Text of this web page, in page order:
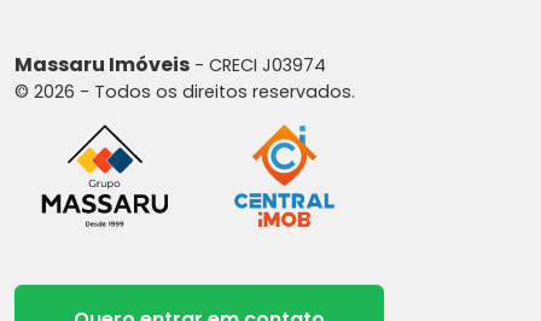
Massaru Imóveis - CRECI J03974
© 2026 - Todos os direitos reservados.